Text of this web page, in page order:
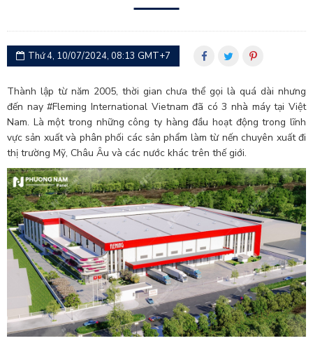
Thứ 4, 10/07/2024, 08:13 GMT+7
Thành lập từ năm 2005, thời gian chưa thể gọi là quá dài nhưng
đến nay #Fleming International Vietnam đã có 3 nhà máy tại Việt
Nam. Là một trong những công ty hàng đầu hoạt động trong lĩnh
vực sản xuất và phân phối các sản phẩm làm từ nến chuyên xuất đi
thị trường Mỹ, Châu Âu và các nước khác trên thế giới.